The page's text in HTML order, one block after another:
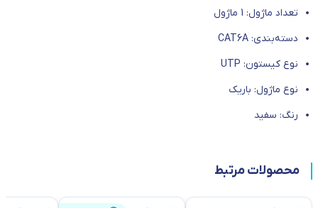
تعداد ماژول: 1 ماژول
دسته‌بندی: CAT6A
نوع کیستون: UTP
نوع ماژول: باریک
رنگ‌: سفید
محصولات مرتبط